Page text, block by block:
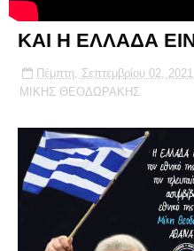
ΚΑΙ Η ΕΛΛΑΔΑ
Πέμπτη, Σεπτεμβρίου 02, 2021
ΜΙΚΗΣ ΘΕΟΔΩΡΑΚΗΣ